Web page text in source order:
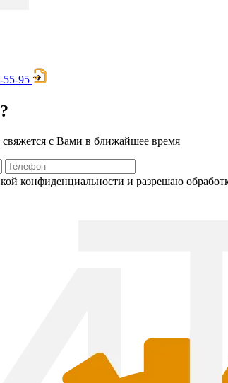
55-95
свяжется с Вами в ближайшее время
конфиденциальности и разрешаю